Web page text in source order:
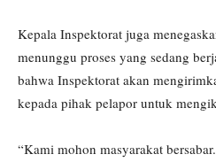
Kepala Inspektorat juga
menunggu proses yang sedang
bahwa Inspektorat akan
kepada pihak pelapor untuk
“Kami mohon masyarakat